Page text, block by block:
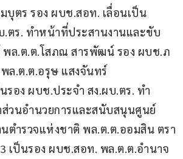
บุตร รอง ผบช.สอท. เลื่อนเป็น
.ตร. ทำหน้าที่ประสานงานและขับ
พล.ต.ต.โสภณ สารพัฒน์ รอง ผบช.ภ
ล.ต.ต.อรุษ แสงจันทร์
รอง ผบช.ประจำ สง.ผบ.ตร. ทำ
วนอำนวยการและสนับสนุนศูนย์
ตำรวจแห่งชาติ พล.ต.ต.ออมสิน ตรา
เป็นรอง ผบช.สอท. พล.ต.ต.อำนาจ